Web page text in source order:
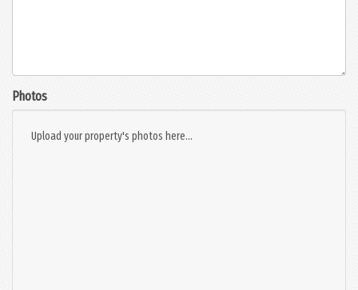
Photos
Upload your property's photos here...